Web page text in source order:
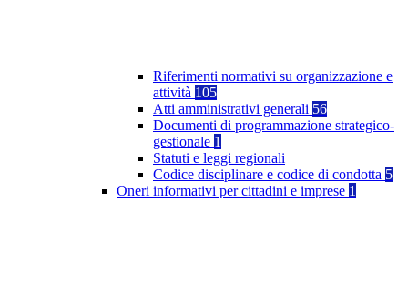
Riferimenti normativi su organizzazione e
attività 105
Atti amministrativi generali 56
Documenti di programmazione strategico-
gestionale 1
Statuti e leggi regionali
Codice disciplinare e codice di condotta 5
Oneri informativi per cittadini e imprese 1